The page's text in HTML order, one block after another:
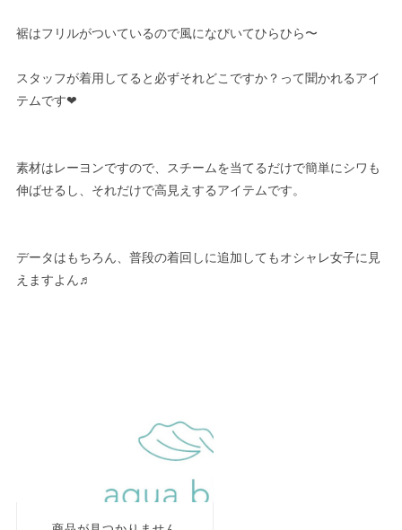
裾はフリルがついているので風になびいてひらひら〜
スタッフが着用してると必ずそれどこですか？って聞かれるアイ
テムです❤︎
素材はレーヨンですので、スチームを当てるだけで簡単にシワも
伸ばせるし、それだけで高見えするアイテムです。
データはもちろん、普段の着回しに追加してもオシャレ女子に見
えますよん♬